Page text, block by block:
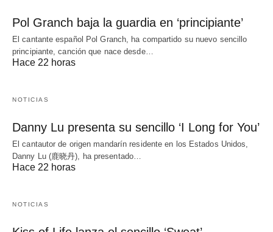
Pol Granch baja la guardia en ‘principiante’
El cantante español Pol Granch, ha compartido su nuevo sencillo
principiante, canción que nace desde…
Hace 22 horas
NOTICIAS
Danny Lu presenta su sencillo ‘I Long for You’
El cantautor de origen mandarín residente en los Estados Unidos,
Danny Lu (鹿晓丹), ha presentado…
Hace 22 horas
NOTICIAS